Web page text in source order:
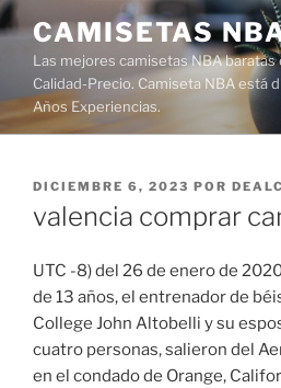
Saltar
al
contenido
CAMISETAS
Las mejores camisetas NBA
Calidad-Precio. Camiseta NBA está
Años Experiencias.
PUBLICADO
DICIEMBRE 6, 2023 POR
valencia comprar
UTC -8) del 26 de enero de
de 13 años, el entrenador de
College John Altobelli y su
cuatro personas, salieron del
en el condado de Orange,